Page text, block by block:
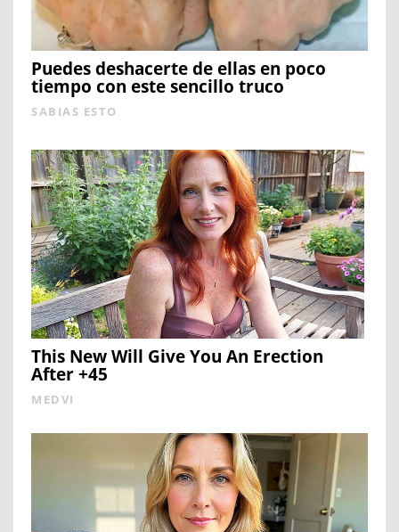
Puedes deshacerte de ellas en poco
tiempo con este sencillo truco
SABIAS ESTO
This New Will Give You An Erection
After +45
MEDVI